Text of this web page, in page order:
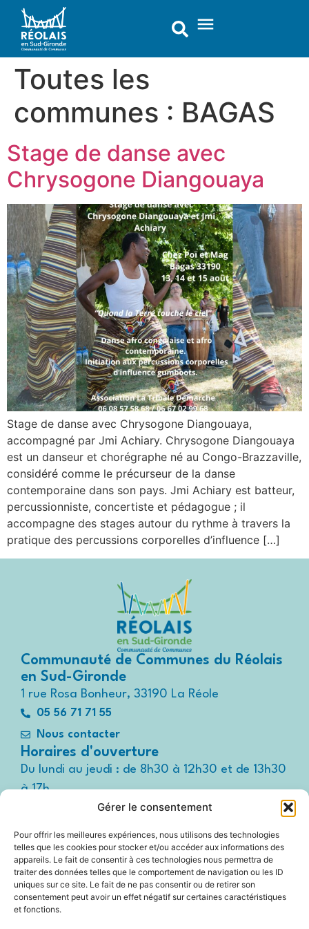
Gérer le consentement
Pour offrir les meilleures expériences, nous utilisons des technologies
telles que les cookies pour stocker et/ou accéder aux informations des
appareils. Le fait de consentir à ces technologies nous permettra de
traiter des données telles que le comportement de navigation ou les ID
uniques sur ce site. Le fait de ne pas consentir ou de retirer son
consentement peut avoir un effet négatif sur certaines caractéristiques
et fonctions.
principal
Toutes les
communes : BAGAS
Stage de danse avec
Chrysogone Diangouaya
Stage de danse avec Chrysogone Diangouaya,
accompagné par Jmi Achiary. Chrysogone Diangouaya
est un danseur et chorégraphe né au Congo-Brazzaville,
considéré comme le précurseur de la danse
contemporaine dans son pays. Jmi Achiary est batteur,
percussionniste, concertiste et pédagogue ; il
accompagne des stages autour du rythme à travers la
pratique des percussions corporelles d’influence […]
Communauté de Communes du Réolais
en Sud-Gironde
1 rue Rosa Bonheur, 33190 La Réole
05 56 71 71 55
Nous contacter
Horaires d'ouverture
Du lundi au jeudi : de 8h30 à 12h30 et de 13h30
à 17h
Le vendredi : de 8h30 à 12h30 et de 13h30 à
Suivez-nous !
Espace
presse